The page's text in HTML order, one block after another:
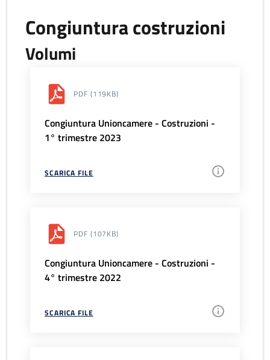
Congiuntura costruzioni
Volumi
PDF (119KB)
Congiuntura Unioncamere - Costruzioni -
1° trimestre 2023
SCARICA FILE
PDF (107KB)
Congiuntura Unioncamere - Costruzioni -
4° trimestre 2022
SCARICA FILE